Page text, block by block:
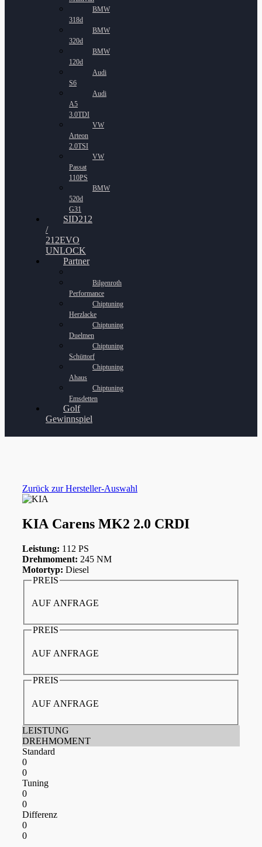
BMW
318d
BMW
320d
BMW
120d
Audi
S6
Audi
A5
3.0TDI
VW
Arteon
2.0TSI
VW
Passat
110PS
BMW
520d
G31
SID212
/
212EVO
UNLOCK
Partner
Bilgenroth
Performance
Chiptuning
Herzlacke
Chiptuning
Duelmen
Chiptuning
Schüttorf
Chiptuning
Ahaus
Chiptuning
Emsdetten
Golf
Gewinnspiel
Zurück zur Hersteller-Auswahl
KIA Carens MK2 2.0 CRDI
Leistung: 112 PS
Drehmoment: 245 NM
Motortyp: Diesel
PREIS
AUF ANFRAGE
PREIS
AUF ANFRAGE
PREIS
AUF ANFRAGE
LEISTUNG
DREHMOMENT
Standard
0
0
Tuning
0
0
Differenz
0
0